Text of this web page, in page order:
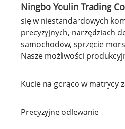
Ningbo Youlin Trading
się w niestandardowych
precyzyjnych, narzędziach
samochodów, sprzęcie
Nasze możliwości
Kucie na gorąco w matrycy
Precyzyjne odlewanie